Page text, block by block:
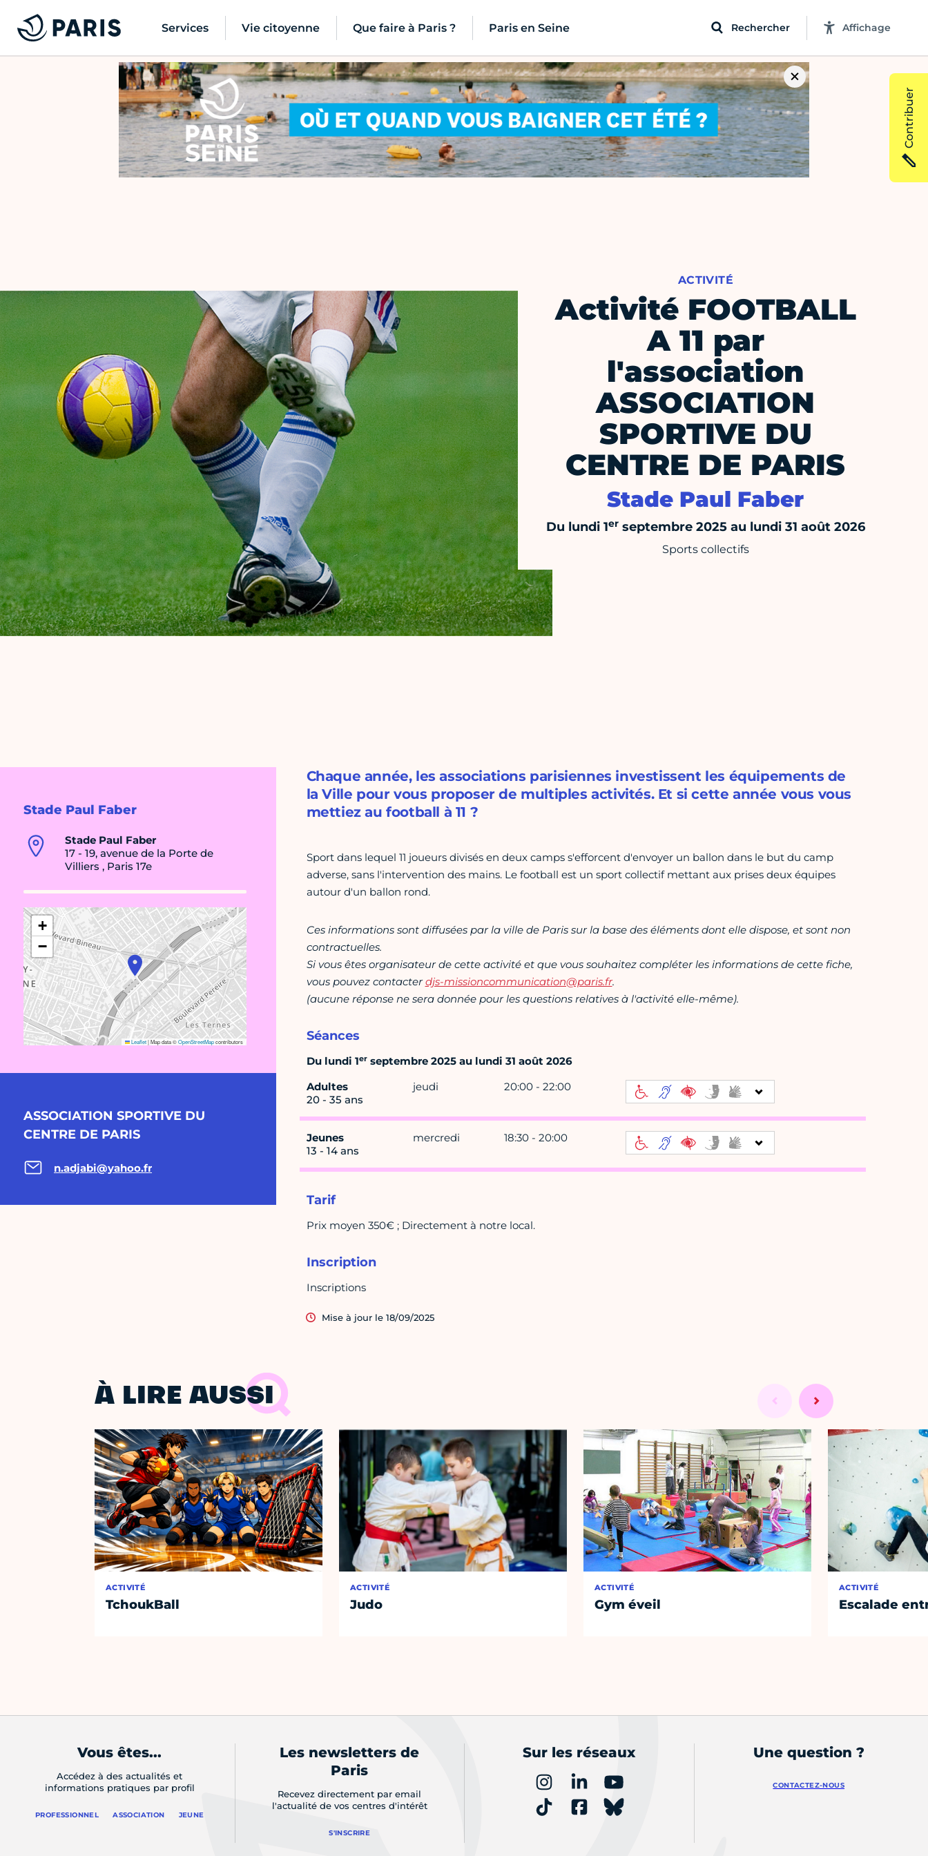
Services Vie citoyenne Que faire à Paris ? Paris en Seine Rechercher Affichage
ACTIVITÉ
Activité FOOTBALL
A 11 par
l'association
ASSOCIATION
SPORTIVE DU
CENTRE DE PARIS
Stade Paul Faber
Du lundi 1erseptembre 2025 au lundi 31 août 2026
Sports collectifs
Stade Paul Faber
Stade Paul Faber
17 - 19, avenue de la Porte de
Villiers , Paris 17e
+
−
Leaflet|Map data ©OpenStreetMapcontributors
ASSOCIATION SPORTIVE DU
CENTRE DE PARIS
n.adjabi@yahoo.fr
Chaque année, les associations parisiennes investissent les équipements de
la Ville pour vous proposer de multiples activités. Et si cette année vous vous
mettiez au football à 11 ?
Sport dans lequel 11 joueurs divisés en deux camps s'efforcent d'envoyer un ballon dans le but du camp
adverse, sans l'intervention des mains. Le football est un sport collectif mettant aux prises deux équipes
autour d'un ballon rond.
Ces informations sont diffusées par la ville de Paris sur la base des éléments dont elle dispose, et sont non
contractuelles.
Si vous êtes organisateur de cette activité et que vous souhaitez compléter les informations de cette fiche,
vous pouvez contacterdjs-missioncommunication@paris.fr.
(aucune réponse ne sera donnée pour les questions relatives à l'activité elle-même).
Séances
Du lundi 1erseptembre 2025 au lundi 31 août 2026
Adultes
20 - 35 ans
jeudi 20:00 - 22:00
Jeunes
13 - 14 ans
mercredi 18:30 - 20:00
Tarif
Prix moyen 350€ ; Directement à notre local.
Inscription
Inscriptions
Mise à jour le 18/09/2025
À LIRE AUSSI
ACTIVITÉ
TchoukBall
ACTIVITÉ
Judo
ACTIVITÉ
Gym éveil
ACTIVITÉ
Escalade
Contribuer
Vous êtes...
Accédez à des actualités et
informations pratiques par profil
PROFESSIONNEL ASSOCIATION JEUNE
Les newsletters de
Paris
Recevez directement par email
l'actualité de vos centres d'intérêt
S'INSCRIRE
Sur les réseaux Une question ?
CONTACTEZ-NOUS